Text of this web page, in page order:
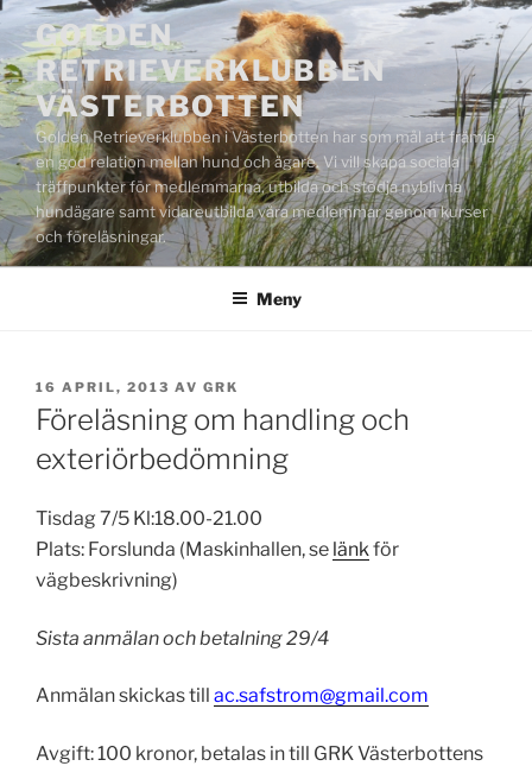
Hoppa
innehåll
GOLDEN
RETRIEVERKLUBBEN
VÄSTERBOTTEN
Golden Retrieverklubben i Västerbotten har som mål att främja
en god relation mellan hund och ägare. Vi vill skapa sociala
träffpunkter för medlemmarna, utbilda och stödja nyblivna
hundägare samt vidareutbilda våra medlemmar genom kurser
och föreläsningar.
Meny
PUBLICERAT
16 APRIL, 2013 AV GRK
Föreläsning om handling och
exteriörbedömning
Tisdag 7/5 Kl:18.00-21.00
Plats: Forslunda (Maskinhallen, se länkför
vägbeskrivning)
Sista anmälan och betalning 29/4
Anmälan skickas till ac.safstrom@gmail.com
Avgift: 100 kronor, betalas in till GRK Västerbottens